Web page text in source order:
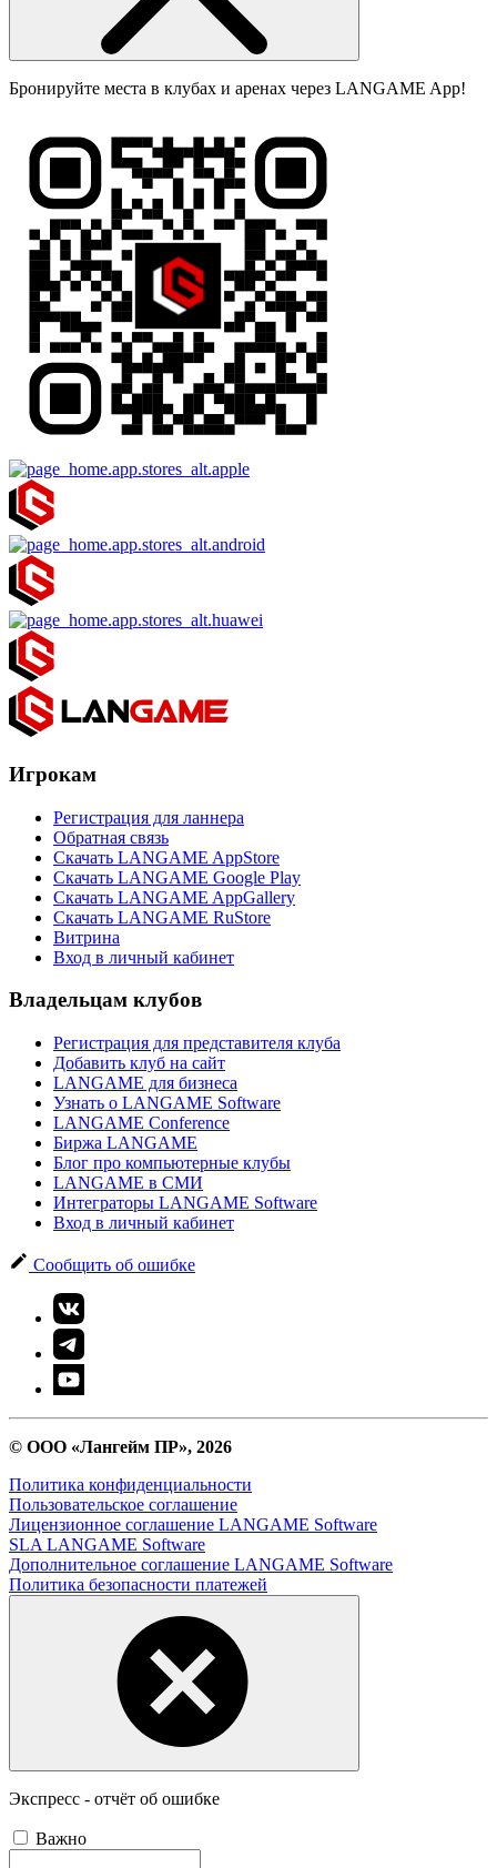
Бронируйте места в клубах и аренах через LANGAME App!
Игрокам
Регистрация для ланнера
Обратная связь
Скачать LANGAME AppStore
Скачать LANGAME Google Play
Скачать LANGAME AppGallery
Скачать LANGAME RuStore
Витрина
Вход в личный кабинет
Владельцам клубов
Регистрация для представителя клуба
Добавить клуб на сайт
LANGAME для бизнеса
Узнать о LANGAME Software
LANGAME Conference
Биржа LANGAME
Блог про компьютерные клубы
LANGAME в СМИ
Интеграторы LANGAME Software
Вход в личный кабинет
Сообщить об ошибке
© ООО «Лангейм ПР», 2026
Политика конфиденциальности
Пользовательское соглашение
Лицензионное соглашение LANGAME Software
SLA LANGAME Software
Дополнительное соглашение LANGAME Software
Политика безопасности платежей
Экспресс - отчёт об ошибке
Важно